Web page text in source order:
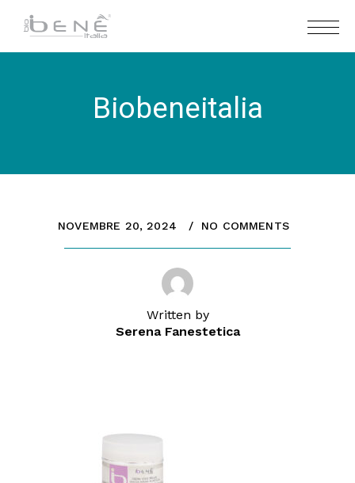
Biobeneitalia
NOVEMBRE 20, 2024 NO COMMENTS
Written by
Serena Fanestetica